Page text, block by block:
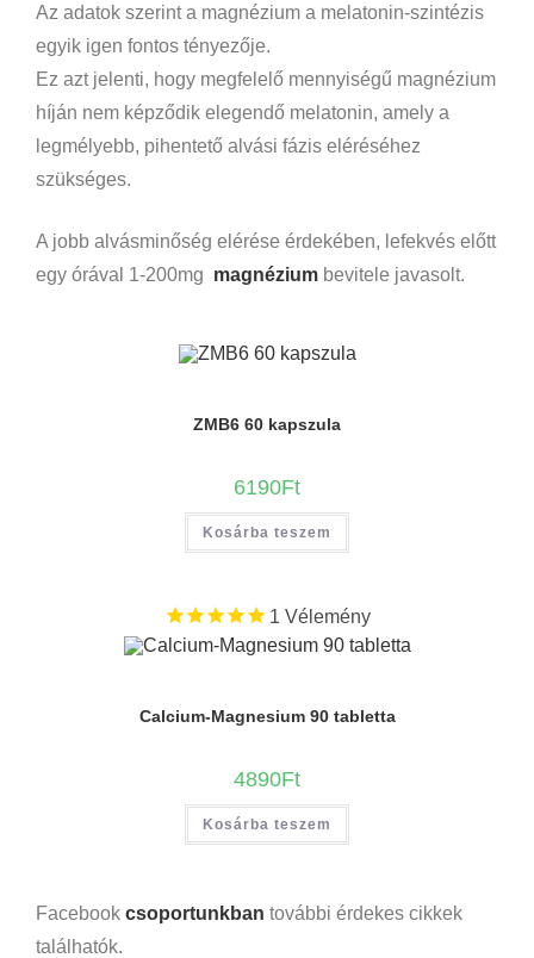
Az adatok szerint a magnézium a melatonin-szintézis
egyik igen fontos tényezője.
Ez azt jelenti, hogy megfelelő mennyiségű magnézium
híján nem képződik elegendő melatonin, amely a
legmélyebb, pihentető alvási fázis eléréséhez
szükséges.
A jobb alvásminőség elérése érdekében, lefekvés előtt
egy órával 1-200mg magnézium bevitele javasolt.
ZMB6 60 kapszula
6190Ft
Kosárba teszem
1 Vélemény
Calcium-Magnesium 90 tabletta
4890Ft
Kosárba teszem
Facebook csoportunkban további érdekes cikkek
találhatók.